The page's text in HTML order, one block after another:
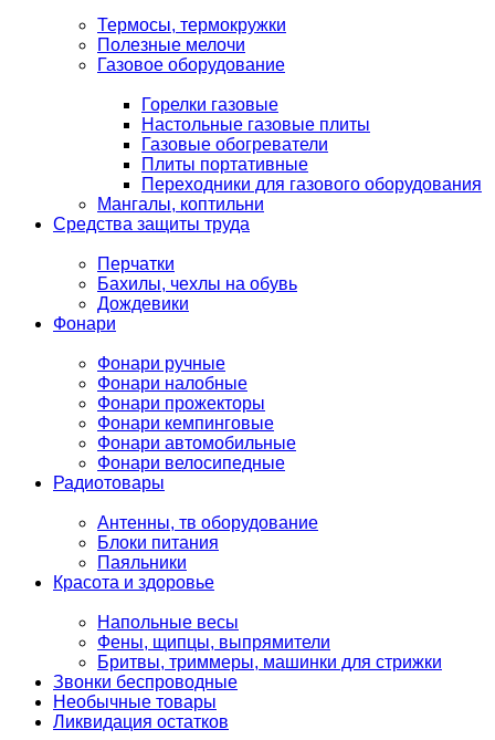
Термосы, термокружки
Полезные мелочи
Газовое оборудование
Горелки газовые
Настольные газовые плиты
Газовые обогреватели
Плиты портативные
Переходники для газового оборудования
Мангалы, коптильни
Средства защиты труда
Перчатки
Бахилы, чехлы на обувь
Дождевики
Фонари
Фонари ручные
Фонари налобные
Фонари прожекторы
Фонари кемпинговые
Фонари автомобильные
Фонари велосипедные
Радиотовары
Антенны, тв оборудование
Блоки питания
Паяльники
Красота и здоровье
Напольные весы
Фены, щипцы, выпрямители
Бритвы, триммеры, машинки для стрижки
Звонки беспроводные
Необычные товары
Ликвидация остатков